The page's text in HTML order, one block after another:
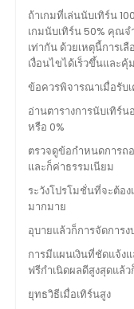
ถ้าเกมที่เล่นนับเทิร์น
เกมนับเทิร์น 50% คุณจ
เท่ากัน ด้วยเหตุนี้การเ
เงื่อนไขได้เร็วขึ้นและคุ้ม
ข้อควรพิจารณาเมื่อรับ
อ่านตารางการนับเทิร์น
หรือ 0%
ตรวจดูข้อกำหนดการถ
และก็ค่าธรรมเนียม
ระวังโปรโมชั่นที่จะต้อ
มากมาย
อุบายแล้วก็การจัดการ
การมีแผนเงินที่ชัดแจ้ง
ฟรีกำเนิดผลดีสูงสุดแล้
ยุทธวิธีเมื่อเทิร์นสูง